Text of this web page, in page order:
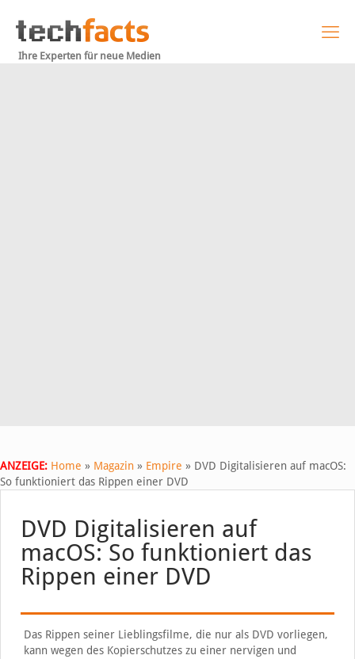
Ihre Experten für neue Medien
ANZEIGE: Home » Magazin » Empire » DVD Digitalisieren auf macOS:
So funktioniert das Rippen einer DVD
DVD Digitalisieren auf
macOS: So funktioniert das
Rippen einer DVD
Das Rippen seiner Lieblingsfilme, die nur als DVD vorliegen,
kann wegen des Kopierschutzes zu einer nervigen und